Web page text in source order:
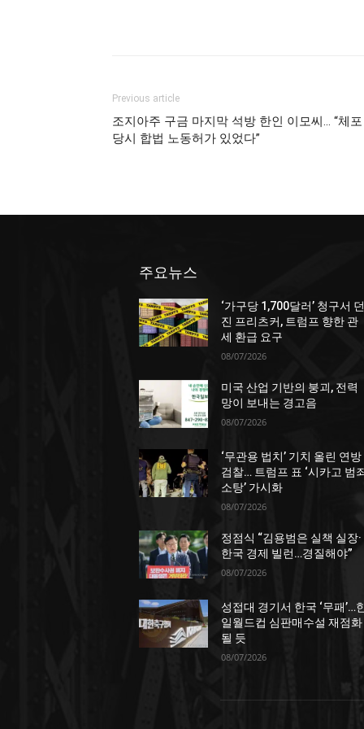
Previous article
조지아주 구금 마지막 석방 한인 이모씨… “체포
당시 합법 노동허가 있었다”
주요뉴스
‘가구당 1,700달러’ 청구서 던
진 프리츠커, 트럼프 향한 관
세 환급 요구
08/07/2026
미국 산업 기반의 붕괴, 전력
망이 보내는 경고음
08/07/2026
‘무관용 법치’ 기치 올린 연방
검찰… 트럼프 표 ‘시카고 범
소탕’ 가시화
08/07/2026
정점식 “김용범은 실책 실장·
한국 경제 빌런…경질해야”
08/07/2026
성접대 경기서 한국 ‘무패’…
일월드컵 심판매수설 재점화
될 듯
08/07/2026